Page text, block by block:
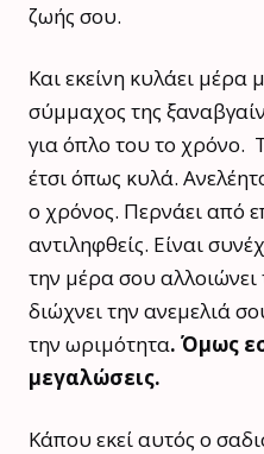
ζωής σου.
Και εκείνη κυλάει μέρα
σύμμαχος της
για όπλο του το χρόνο.
έτσι όπως κυλά.
ο χρόνος. Περνάει από
αντιληφθείς. Είναι
την μέρα σου
διώχνει την ανεμελιά
την ωριμότητα. Όμως
μεγαλώσεις.
Κάπου εκεί αυτός ο